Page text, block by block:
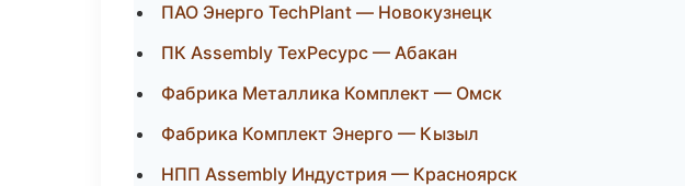
ПАО Энерго TechPlant — Новокузнецк
ПК Assembly ТехРесурс — Абакан
Фабрика Металлика Комплект — Омск
Фабрика Комплект Энерго — Кызыл
НПП Assembly Индустрия — Красноярск